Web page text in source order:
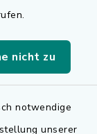
nicht zu
notwendige
unserer